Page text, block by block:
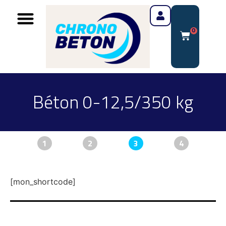
0
Béton 0-12,5/350 kg
1 2 3 4
[mon_shortcode]